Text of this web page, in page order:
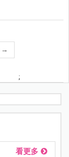
→
;
看更多